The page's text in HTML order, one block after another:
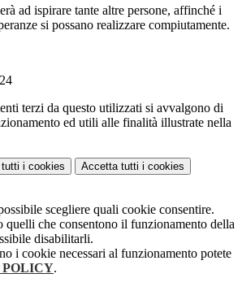
ad ispirare tante altre persone, affinché i
si possano realizzare compiutamente.
terzi da questo utilizzati si avvalgono di
ed utili alle finalità illustrate nella
tutti i cookies Accetta tutti i cookies
scegliere quali cookie consentire.
quelli che consentono il funzionamento della
disabilitarli.
i cookie necessari al funzionamento potete
POLICY.